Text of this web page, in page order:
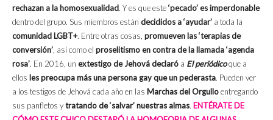
rechazan a la homosexualidad. Y es que este‘pecado’ es imperdonable
dentro del grupo. Sus miembros están decididos a ‘ayudar’ a toda la
comunidad LGBT+. Entre otras cosas, promueven las ‘terapias de
conversión’, así como el proselitismo en contra de la llamada ‘agenda
rosa’. En 2016, un extestigo de Jehová declaró a El periódicoque a
ellos les preocupa más una persona gayque un pederasta. Pueden ver
a los testigos de Jehová cada año en las Marchas del Orgulloentregando
sus panfletos ytratando de ‘salvar’ nuestras almas. ENTÉRATE DE